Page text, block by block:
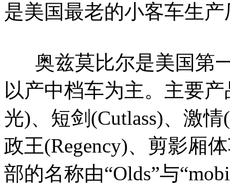
是美国最老的小客车生产
奥兹莫比尔是美国第
以产中档车为主。主要
光)、短剑(Cutlass)、激
政王(Regency)、剪影厢
部的名称由“Olds”与